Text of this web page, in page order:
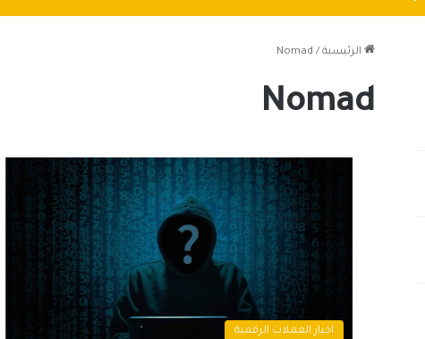
الرئيسية /
Nomad
Nomad
اخبار العملات الرقمية